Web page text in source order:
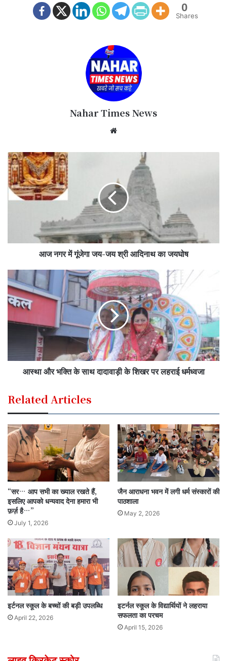
0
Shares
Nahar Times News
te
आज नगर में गूंजेगा जय-जय श्री आदिनाथ का जयघोष
आस्था और भक्ति के साथ दादावाड़ी के शिखर पर लहराई धर्मध्वजा
Related Articles
“सर… आप सभी का ख्याल रखते हैं,
इसलिए आपको धन्यवाद देना हमारा भी
फ़र्ज़ है…”
July 1, 2026
जैन आराधना भवन में लगी धर्म संस्कारों की
पाठशाला
May 2, 2026
इर्टनल स्कूल के बच्चों की बड़ी उपलब्धि
April 22, 2026
इटर्नल स्कूल के विद्यार्थियों ने लहराया
सफलता का परचम
April 15, 2026